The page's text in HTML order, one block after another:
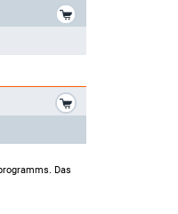
Das